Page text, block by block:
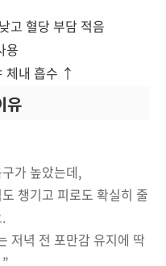
고 혈당 부담 적음
용
체내 흡수 ↑
유
가 높았는데,
챙기고 피로도 확실히 줄
저녁 전 포만감 유지에 딱